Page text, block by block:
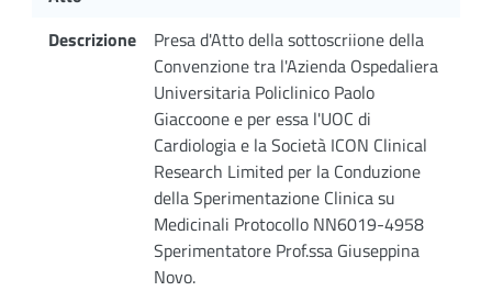
Descrizione
Presa d'Atto della sottoscriione della
Convenzione tra l'Azienda Ospedaliera
Universitaria Policlinico Paolo
Giaccoone e per essa l'UOC di
Cardiologia e la Società ICON Clinical
Research Limited per la Conduzione
della Sperimentazione Clinica su
Medicinali Protocollo NN6019-4958
Sperimentatore Prof.ssa Giuseppina
Novo.